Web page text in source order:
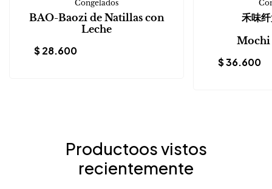
Congelados
BAO-Baozi de Natillas con
Leche
$28.600
禾味
Mochi
$36.600
Productoos vistos
recientemente